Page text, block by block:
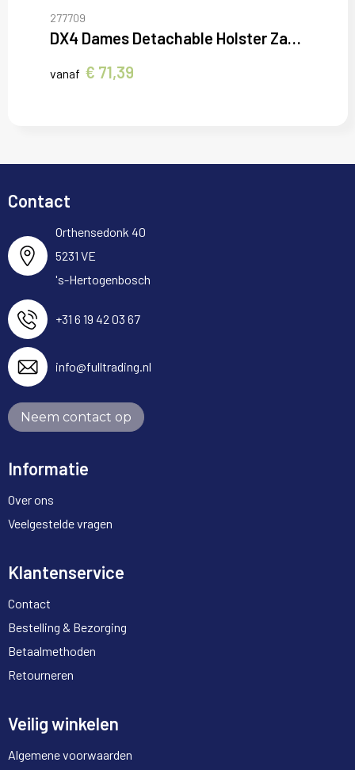
277709
DX4 Dames Detachable Holster Zak Broek
vanaf € 71,39
Contact
Orthensedonk 40
5231 VE
's-Hertogenbosch
+31 6 19 42 03 67
info@fulltrading.nl
Neem contact op
Informatie
Over ons
Veelgestelde vragen
Klantenservice
Contact
Bestelling & Bezorging
Betaalmethoden
Retourneren
Veilig winkelen
Algemene voorwaarden